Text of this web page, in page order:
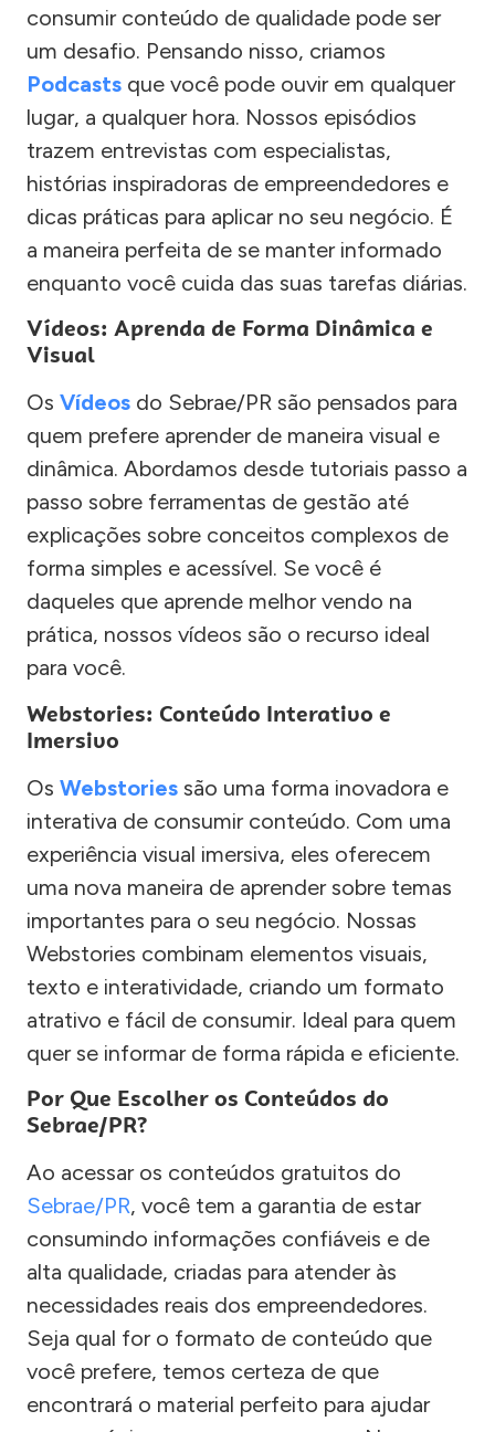
consumir conteúdo de qualidade pode ser
um desafio. Pensando nisso, criamos
Podcasts que você pode ouvir em qualquer
lugar, a qualquer hora. Nossos episódios
trazem entrevistas com especialistas,
histórias inspiradoras de empreendedores e
dicas práticas para aplicar no seu negócio. É
a maneira perfeita de se manter informado
enquanto você cuida das suas tarefas diárias.
Vídeos: Aprenda de Forma Dinâmica e
Visual
Os Vídeos do Sebrae/PR são pensados para
quem prefere aprender de maneira visual e
dinâmica. Abordamos desde tutoriais passo a
passo sobre ferramentas de gestão até
explicações sobre conceitos complexos de
forma simples e acessível. Se você é
daqueles que aprende melhor vendo na
prática, nossos vídeos são o recurso ideal
para você.
Webstories: Conteúdo Interativo e
Imersivo
Os Webstories são uma forma inovadora e
interativa de consumir conteúdo. Com uma
experiência visual imersiva, eles oferecem
uma nova maneira de aprender sobre temas
importantes para o seu negócio. Nossas
Webstories combinam elementos visuais,
texto e interatividade, criando um formato
atrativo e fácil de consumir. Ideal para quem
quer se informar de forma rápida e eficiente.
Por Que Escolher os Conteúdos do
Sebrae/PR?
Ao acessar os conteúdos gratuitos do
Sebrae/PR, você tem a garantia de estar
consumindo informações confiáveis e de
alta qualidade, criadas para atender às
necessidades reais dos empreendedores.
Seja qual for o formato de conteúdo que
você prefere, temos certeza de que
encontrará o material perfeito para ajudar